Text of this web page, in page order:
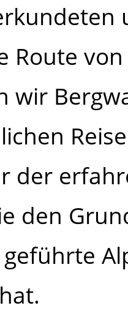
Route
wir
der
den